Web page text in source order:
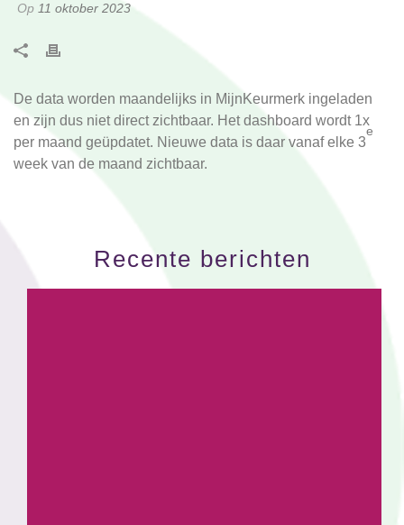
Op 11 oktober 2023
De data worden maandelijks in MijnKeurmerk ingeladen
en zijn dus niet direct zichtbaar. Het dashboard wordt 1x
per maand geüpdatet. Nieuwe data is daar vanaf elke 3
e
week van de maand zichtbaar.
Recente berichten